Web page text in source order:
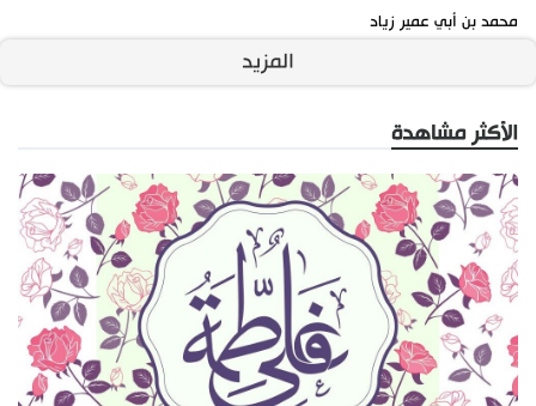
محمد بن أبي عمير زياد
المزيد
الأكثر مشاهدة